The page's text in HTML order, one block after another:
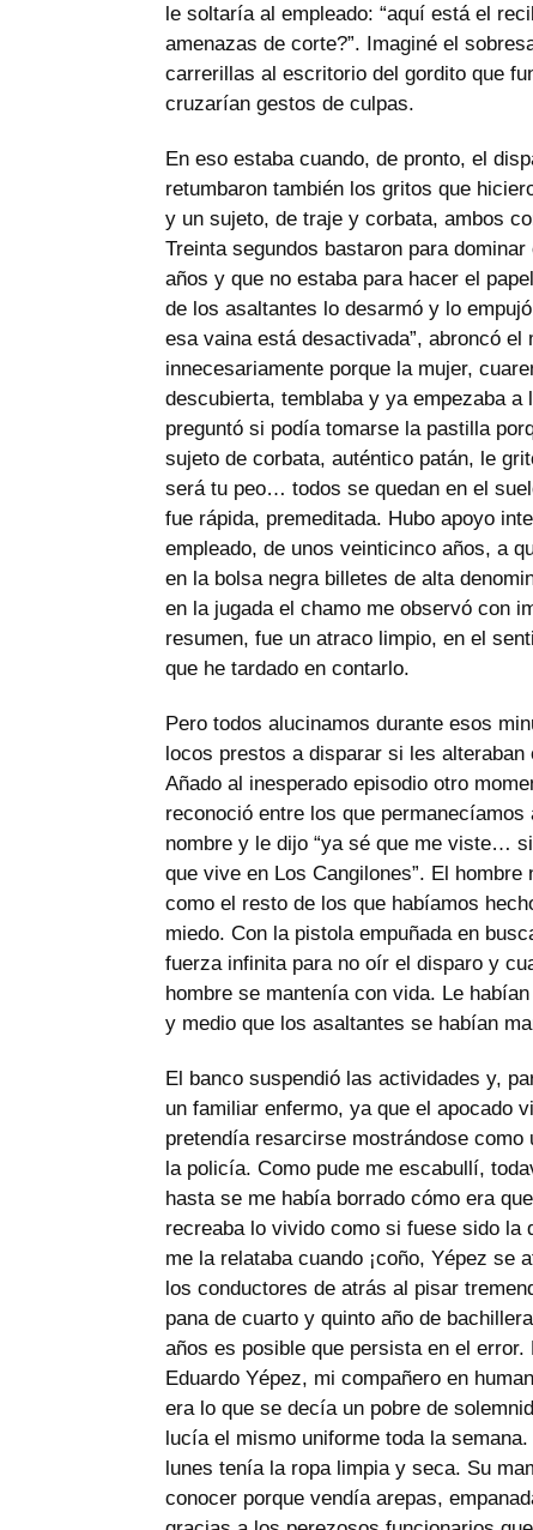
le soltaría al empleado: “aquí está el
amenazas de corte?”. Imaginé el
carrerillas al escritorio del gordito que
cruzarían gestos de culpas.
En eso estaba cuando, de pronto, el
retumbaron también los gritos que
y un sujeto, de traje y corbata, ambos
Treinta segundos bastaron para
años y que no estaba para hacer el
de los asaltantes lo desarmó y lo
esa vaina está desactivada”, abroncó
innecesariamente porque la mujer,
descubierta, temblaba y ya empezaba
preguntó si podía tomarse la pastilla
sujeto de corbata, auténtico patán, le
será tu peo… todos se quedan en el
fue rápida, premeditada. Hubo apoyo
empleado, de unos veinticinco años, a
en la bolsa negra billetes de alta
en la jugada el chamo me observó con
resumen, fue un atraco limpio, en el
que he tardado en contarlo.
Pero todos alucinamos durante esos
locos prestos a disparar si les
Añado al inesperado episodio otro
reconoció entre los que
nombre y le dijo “ya sé que me viste…
que vive en Los Cangilones”. El
como el resto de los que habíamos
miedo. Con la pistola empuñada en
fuerza infinita para no oír el disparo y
hombre se mantenía con vida. Le
y medio que los asaltantes se habían
El banco suspendió las actividades y,
un familiar enfermo, ya que el apocado
pretendía resarcirse mostrándose como
la policía. Como pude me escabullí,
hasta se me había borrado cómo era
recreaba lo vivido como si fuese sido la
me la relataba cuando ¡coño, Yépez se
los conductores de atrás al pisar
pana de cuarto y quinto año de
años es posible que persista en el
Eduardo Yépez, mi compañero en
era lo que se decía un pobre de
lucía el mismo uniforme toda la
lunes tenía la ropa limpia y seca. Su
conocer porque vendía arepas,